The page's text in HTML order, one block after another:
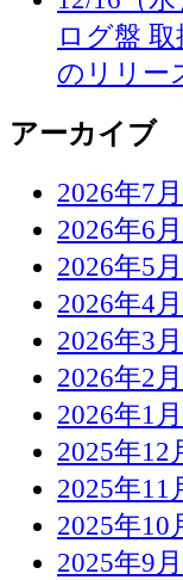
ログ盤 取
のリリー
アーカイブ
2026年7月
2026年6月
2026年5月
2026年4月
2026年3月
2026年2月
2026年1月
2025年12
2025年11
2025年10
2025年9月